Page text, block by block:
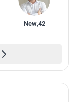
New,42